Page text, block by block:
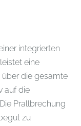
integrierten
eine
die gesamte
auf die
Prallbrechung
zu